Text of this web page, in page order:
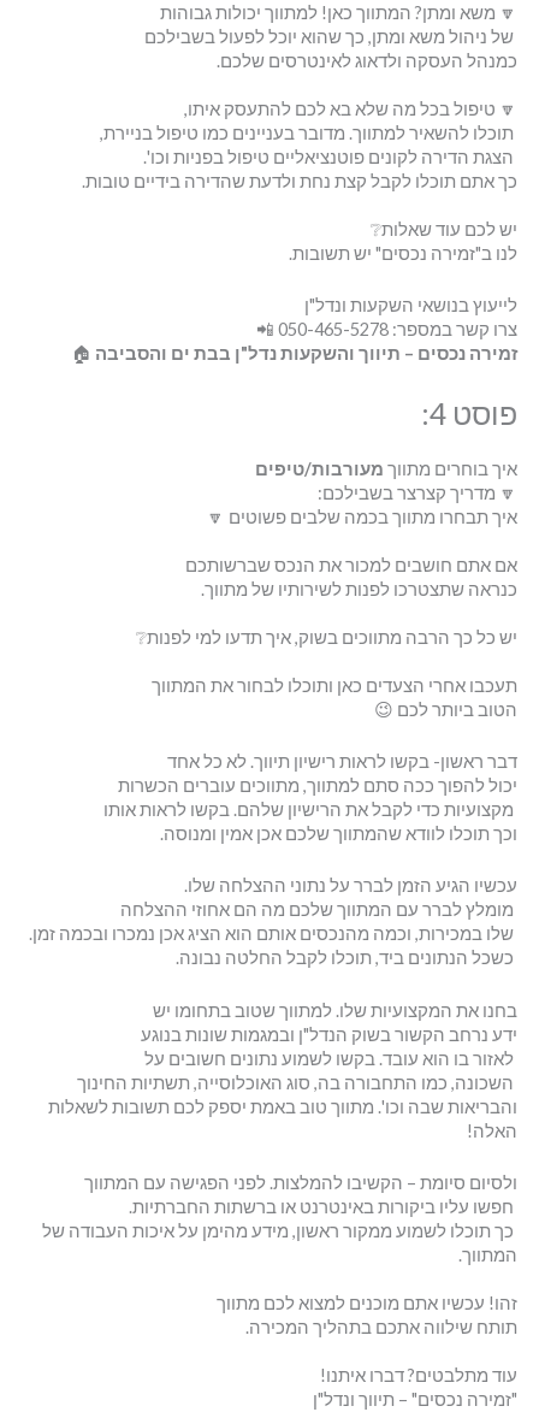
🔽 משא ומתן? המתווך כאן! למתווך יכולות גבוהות
של ניהול משא ומתן, כך שהוא יוכל לפעול בשבילכם
כמנהל העסקה ולדאוג לאינטרסים שלכם.
🔽 טיפול בכל מה שלא בא לכם להתעסק איתו,
תוכלו להשאיר למתווך. מדובר בעניינים כמו טיפול בניירת,
הצגת הדירה לקונים פוטנציאליים טיפול בפניות וכו'.
כך אתם תוכלו לקבל קצת נחת ולדעת שהדירה בידיים טובות.
יש לכם עוד שאלות❔
לנו ב"זמירה נכסים" יש תשובות.
לייעוץ בנושאי השקעות ונדל"ן
צרו קשר במספר: 050-465-5278 📲
זמירה נכסים – תיווך והשקעות נדל"ן בבת ים והסביבה 🏠
פוסט 4:
איך בוחרים מתווך מעורבות/טיפים
🔽 מדריך קצרצר בשבילכם:
איך תבחרו מתווך בכמה שלבים פשוטים 🔽
אם אתם חושבים למכור את הנכס שברשותכם
כנראה שתצטרכו לפנות לשירותיו של מתווך.
יש כל כך הרבה מתווכים בשוק, איך תדעו למי לפנות❔
תעכבו אחרי הצעדים כאן ותוכלו לבחור את המתווך
הטוב ביותר לכם 😉
דבר ראשון- בקשו לראות רישיון תיווך. לא כל אחד
יכול להפוך ככה סתם למתווך, מתווכים עוברים הכשרות
מקצועיות כדי לקבל את הרישיון שלהם. בקשו לראות אותו
וכך תוכלו לוודא שהמתווך שלכם אכן אמין ומנוסה.
עכשיו הגיע הזמן לברר על נתוני ההצלחה שלו.
מומלץ לברר עם המתווך שלכם מה הם אחוזי ההצלחה
שלו במכירות, וכמה מהנכסים אותם הוא הציג אכן נמכרו ובכמה זמן.
כשכל הנתונים ביד, תוכלו לקבל החלטה נבונה.
בחנו את המקצועיות שלו. למתווך שטוב בתחומו יש
ידע נרחב הקשור בשוק הנדל"ן ובמגמות שונות בנוגע
לאזור בו הוא עובד. בקשו לשמוע נתונים חשובים על
השכונה, כמו התחבורה בה, סוג האוכלוסייה, תשתיות החינוך
והבריאות שבה וכו'. מתווך טוב באמת יספק לכם תשובות לשאלות
האלה!
ולסיום סיומת – הקשיבו להמלצות. לפני הפגישה עם המתווך
חפשו עליו ביקורות באינטרנט או ברשתות החברתיות.
כך תוכלו לשמוע ממקור ראשון, מידע מהימן על איכות העבודה של
המתווך.
זהו! עכשיו אתם מוכנים למצוא לכם מתווך
תותח שילווה אתכם בתהליך המכירה.
עוד מתלבטים? דברו איתנו!
"זמירה נכסים" – תיווך ונדל"ן